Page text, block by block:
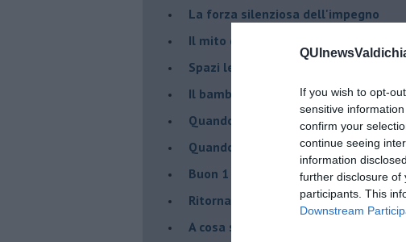
If you wish to opt-
sensitive
confirm your
continue seeing
information
further disclosure of
participants. This
Downstream
​La forza silenziosa dell'impegno
​Il mito della madre leonessa
Spazi leggeri per tempi complessi
Il bambino, il marshmallow e il tempo
​Quando cambia il nome di una
​Quando il terapeuta torna a casa
​Buon 1 Maggio!
Ritornare indietro di vent’anni
​A cosa serve davvero la psicoterapia